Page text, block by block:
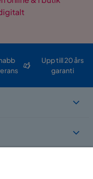
Upp till 20 års
garanti